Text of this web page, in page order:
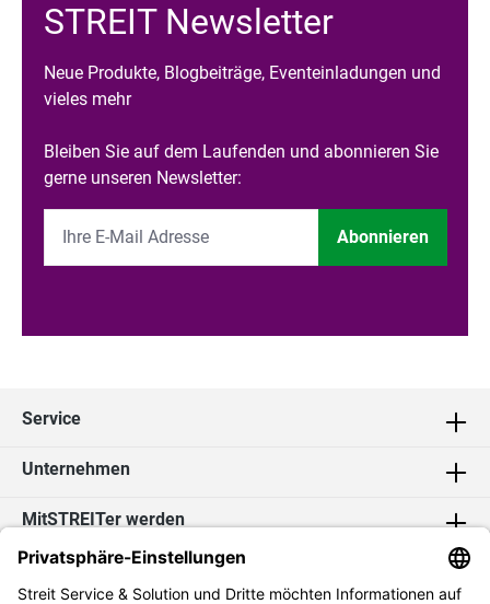
STREIT Newsletter
Neue Produkte, Blogbeiträge, Eventeinladungen und
vieles mehr
Bleiben Sie auf dem Laufenden und abonnieren Sie
gerne unseren Newsletter:
Abonnieren
Service
Unternehmen
MitSTREITer werden
Kontakt